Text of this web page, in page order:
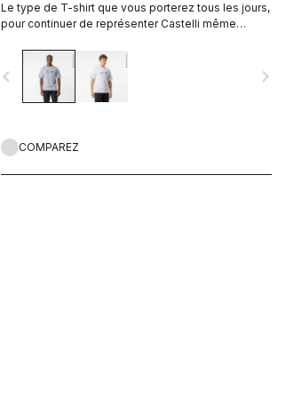
Le type de T-shirt que vous porterez tous les jours,
pour continuer de représenter Castelli même
navigate_before navigate_next
COMPAREZ